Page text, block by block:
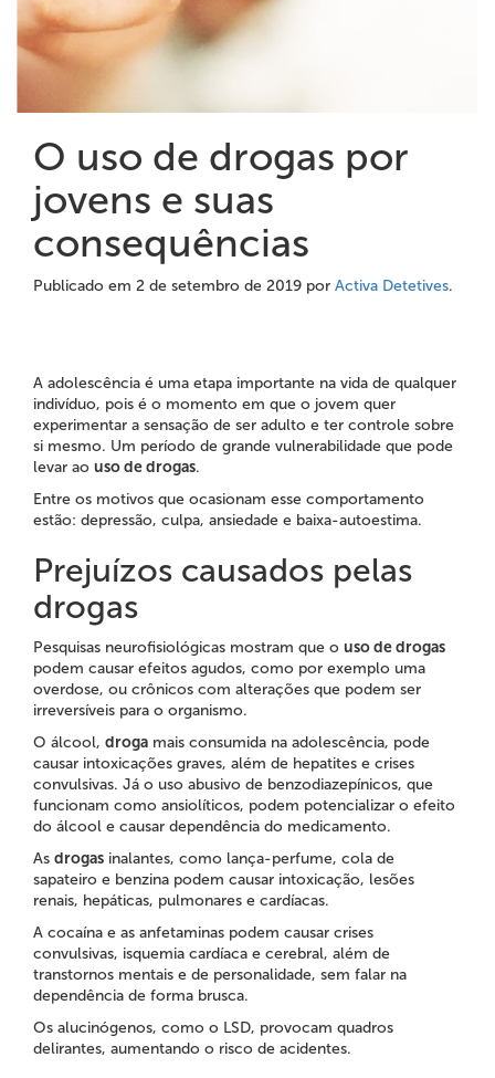
O uso de drogas por
jovens e suas
consequências
Publicado em 2 de setembro de 2019 por Activa Detetives.
A adolescência é uma etapa importante na vida de qualquer
indivíduo, pois é o momento em que o jovem quer
experimentar a sensação de ser adulto e ter controle sobre
si mesmo. Um período de grande vulnerabilidade que pode
levar ao uso de drogas.
Entre os motivos que ocasionam esse comportamento
estão: depressão, culpa, ansiedade e baixa-autoestima.
Prejuízos causados pelas
drogas
Pesquisas neurofisiológicas mostram que o uso de drogas
podem causar efeitos agudos, como por exemplo uma
overdose, ou crônicos com alterações que podem ser
irreversíveis para o organismo.
O álcool, droga mais consumida na adolescência, pode
causar intoxicações graves, além de hepatites e crises
convulsivas. Já o uso abusivo de benzodiazepínicos, que
funcionam como ansiolíticos, podem potencializar o efeito
do álcool e causar dependência do medicamento.
As drogas inalantes, como lança-perfume, cola de
sapateiro e benzina podem causar intoxicação, lesões
renais, hepáticas, pulmonares e cardíacas.
A cocaína e as anfetaminas podem causar crises
convulsivas, isquemia cardíaca e cerebral, além de
transtornos mentais e de personalidade, sem falar na
dependência de forma brusca.
Os alucinógenos, como o LSD, provocam quadros
delirantes, aumentando o risco de acidentes.